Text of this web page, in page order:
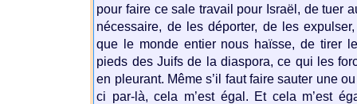
pour faire ce sale travail pour Israël, de tuer
nécessaire, de les déporter, de les
que le monde entier nous haïsse, de tirer
pieds des Juifs de la diaspora, ce qui les
en pleurant. Même s’il faut faire sauter une
ci par-là, cela m’est égal. Et cela m’est